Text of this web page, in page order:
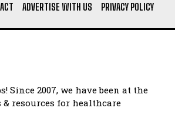
ADVERTISE WITH US PRIVACY POLICY
Since 2007, we have been at the
resources for healthcare